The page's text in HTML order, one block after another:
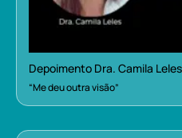
Depoimento Dra. Camila
“Me deu outra visão”